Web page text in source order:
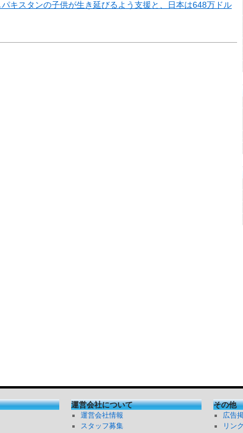
キスタンの子供が生き延びるよう支援と、日本は648万ドル
運営会社について
運営会社情報
スタッフ募集
その他
広告
リン